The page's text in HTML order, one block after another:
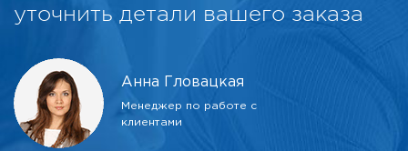
уточнить детали вашего заказа
Анна Гловацкая
Менеджер по работе с
клиентами